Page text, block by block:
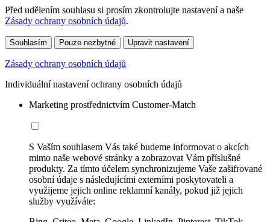
Před udělením souhlasu si prosím zkontrolujte nastavení a naše
Zásady ochrany osobních údajů.
Souhlasím Pouze nezbytné Upravit nastavení
Zásady ochrany osobních údajů
Individuální nastavení ochrany osobních údajů
Marketing prostřednictvím Customer-Match
S Vaším souhlasem Vás také budeme informovat o akcích
mimo naše webové stránky a zobrazovat Vám příslušné
produkty. Za tímto účelem synchronizujeme Vaše zašifrované
osobní údaje s následujícími externími poskytovateli a
využijeme jejich online reklamní kanály, pokud již jejich
služby využíváte: